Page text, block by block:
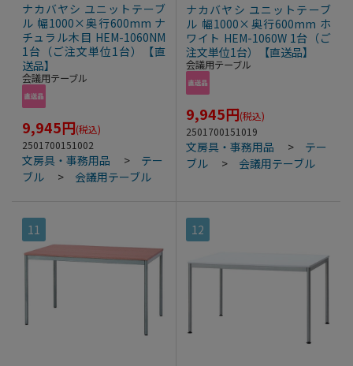
ナカバヤシ ユニットテーブ
ル 幅1000×奥行600mm ナ
チュラル木目 HEM-1060NM
1台（ご注文単位1台）【直
送品】
会議用テーブル
9,945円(税込)
2501700151002
文房具・事務用品 > テー
ブル
> 会議用テーブル
ナカバヤシ ユニットテーブ
ル 幅1000×奥行600mm ホ
ワイト HEM-1060W 1台（ご
注文単位1台）【直送品】
会議用テーブル
9,945円(税込)
2501700151019
文房具・事務用品 > テー
ブル
> 会議用テーブル
11 12